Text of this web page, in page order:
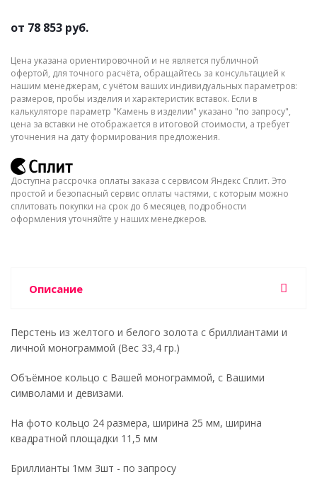
от 78 853 руб.
Цена указана ориентировочной и не является публичной
офертой, для точного расчёта, обращайтесь за консультацией к
нашим менеджерам, с учётом ваших индивидуальных параметров:
размеров, пробы изделия и характеристик вставок. Если в
калькуляторе параметр "Камень в изделии" указано "по запросу",
цена за вставки не отображается в итоговой стоимости, а требует
уточнения на дату формирования предложения.
Доступна рассрочка оплаты заказа с сервисом Яндекс Сплит. Это
простой и безопасный сервис оплаты частями, с которым можно
сплитовать покупки на срок до 6 месяцев, подробности
оформления уточняйте у наших менеджеров.
Описание
Перстень из желтого и белого золота с бриллиантами и
личной монограммой (Вес 33,4 гр.)
Объёмное кольцо с Вашей монограммой, с Вашими
символами и девизами.
На фото кольцо 24 размера, ширина 25 мм, ширина
квадратной площадки 11,5 мм
Бриллианты 1мм 3шт - по запросу